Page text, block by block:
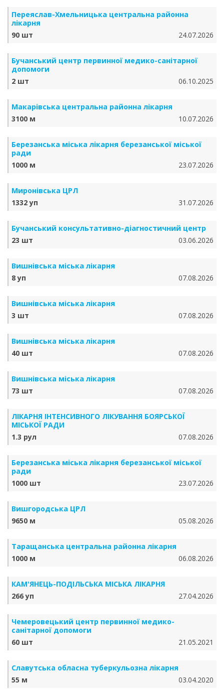
Переяслав-Хмельницька центральна районна
лікарня
90 шт
24.07.2026
Бучанський центр первинної медико-санітарної
допомоги
2 шт
06.10.2025
Макарівська центральна районна лікарня
3100 м
10.07.2026
Березанська міська лікарня березанської міської
ради
1000 м
23.07.2026
Миронівська ЦРЛ
1332 уп
31.07.2026
Бучанський консультативно-діагностичний центр
23 шт
03.06.2026
Вишнівська міська лікарня
8 уп
07.08.2026
Вишнівська міська лікарня
3 шт
07.08.2026
Вишнівська міська лікарня
40 шт
07.08.2026
Вишнівська міська лікарня
73 шт
07.08.2026
ЛІКАРНЯ ІНТЕНСИВНОГО ЛІКУВАННЯ БОЯРСЬКОЇ
МІСЬКОЇ РАДИ
1.3 рул
07.08.2026
Березанська міська лікарня березанської міської
ради
1000 шт
23.07.2026
Вишгородська ЦРЛ
9650 м
05.08.2026
Таращанська центральна районна лікарня
1000 м
06.08.2026
КАМ'ЯНЕЦЬ-ПОДІЛЬСЬКА МІСЬКА ЛІКАРНЯ
266 уп
27.04.2026
Чемеровецький центр первинної медико-
санітарної допомоги
60 шт
21.05.2021
Славутська обласна туберкульозна лікарня
55 м
03.04.2020